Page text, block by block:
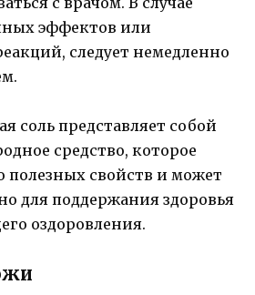
эффектов или
следует немедленно
соль представляет собой
средство, которое
полезных свойств и может
для поддержания здоровья
оздоровления.